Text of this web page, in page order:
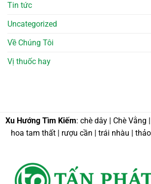
Tin tức
Uncategorized
Về Chúng Tôi
Vị thuốc hay
Xu Hướng Tìm Kiếm: chè dây | Chè
hoa tam thất | rượu cần | trái nhàu |